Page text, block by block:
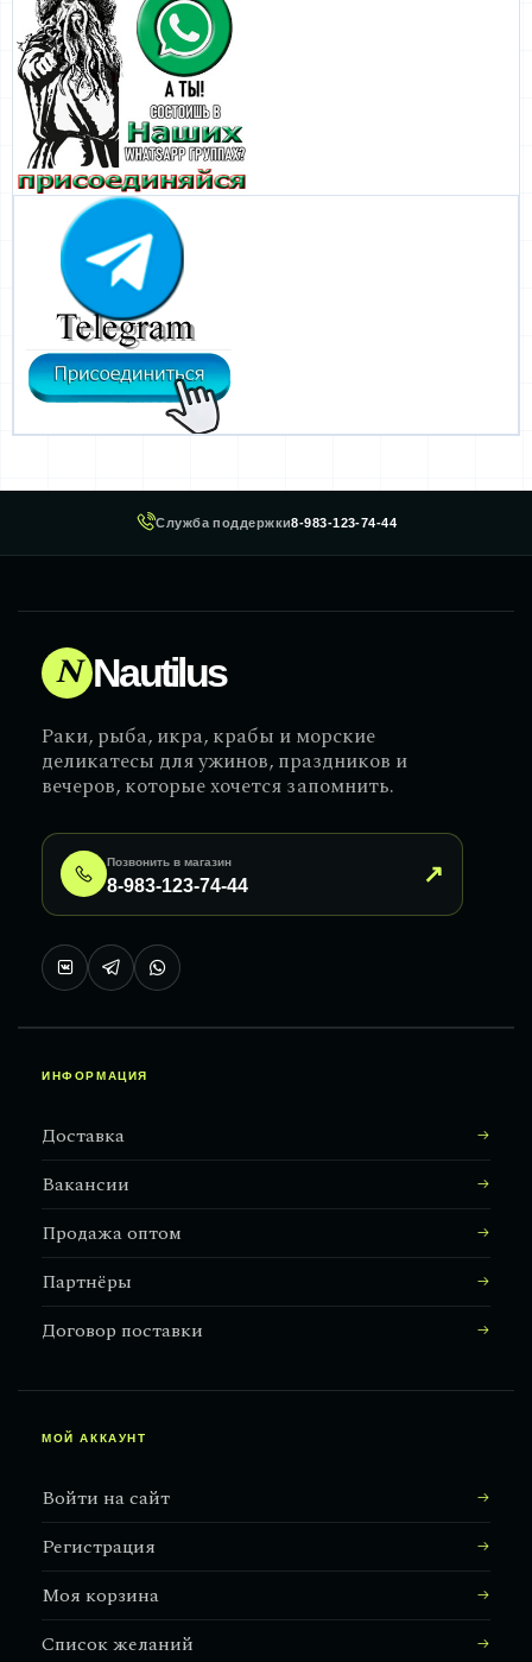
Служба поддержки8-983-123-74-44
N Nautilus
Раки, рыба, икра, крабы и морские
деликатесы для ужинов, праздников и
вечеров, которые хочется запомнить.
Позвонить в магазин
8-983-123-74-44 ↗
ИНФОРМАЦИЯ
Доставка
Вакансии
Продажа оптом
Партнёры
Договор поставки
МОЙ АККАУНТ
Войти на сайт
Регистрация
Моя корзина
Список желаний